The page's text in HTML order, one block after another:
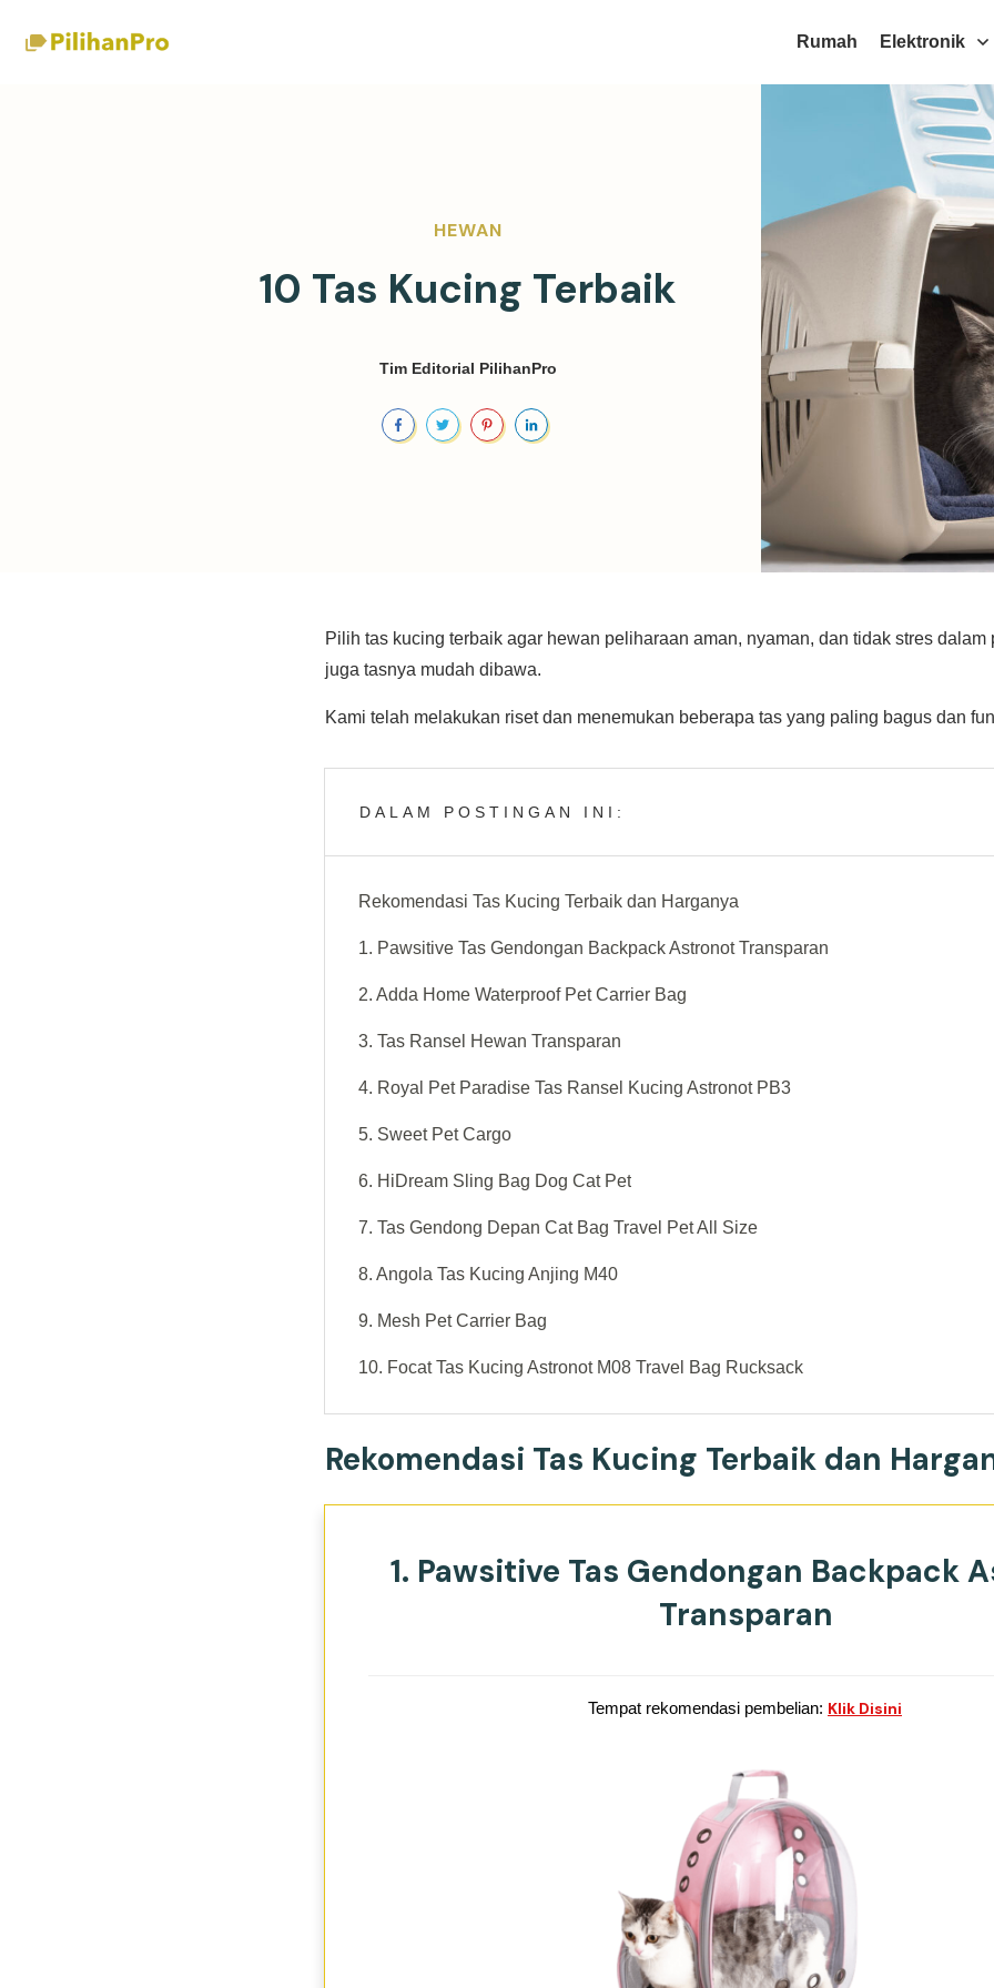
Rumah Elektronik
HEWAN
10 Tas Kucing Terbaik
Tim Editorial PilihanPro
Pilih tas kucing terbaik agar hewan peliharaan aman, nyaman, dan tidak stres
juga tasnya mudah dibawa.
Kami telah melakukan riset dan menemukan beberapa tas yang paling bagus dan
DALAM POSTINGAN INI:
Rekomendasi Tas Kucing Terbaik dan Harganya
1. Pawsitive Tas Gendongan Backpack Astronot Transparan
2. Adda Home Waterproof Pet Carrier Bag
3. Tas Ransel Hewan Transparan
4. Royal Pet Paradise Tas Ransel Kucing Astronot PB3
5. Sweet Pet Cargo
6. HiDream Sling Bag Dog Cat Pet
7. Tas Gendong Depan Cat Bag Travel Pet All Size
8. Angola Tas Kucing Anjing M40
9. Mesh Pet Carrier Bag
10. Focat Tas Kucing Astronot M08 Travel Bag Rucksack
Rekomendasi Tas Kucing Terbaik dan
1. Pawsitive Tas Gendongan Backpack
Transparan
Tempat rekomendasi pembelian: Klik Disini